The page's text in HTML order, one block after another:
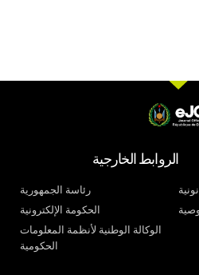
الروابط الخارجية
رئاسة الجمهورية
الحكومة الإلكترونية
الوكالة الوطنية لأنظمة المعلومات
الحكومية